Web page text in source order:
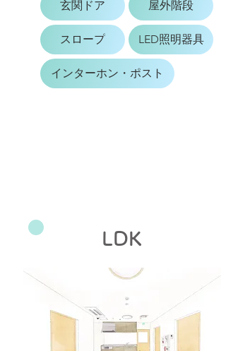
玄関ドア 屋外階段
スロープ LED照明器具
インターホン・ポスト
LDK